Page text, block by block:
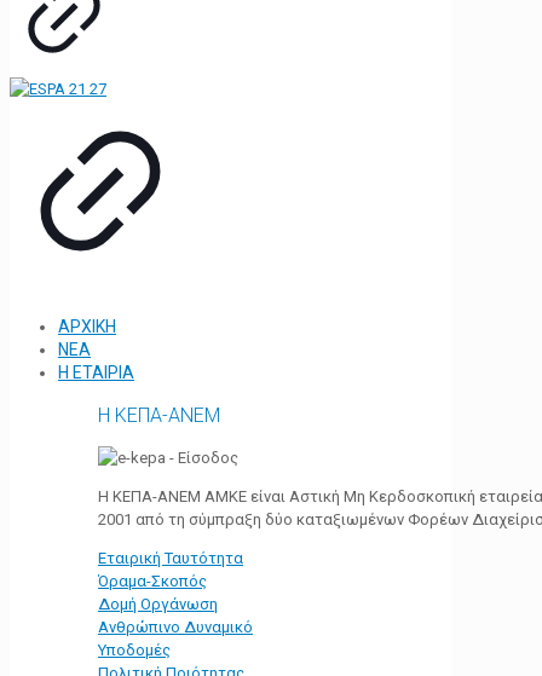
ΑΡΧΙΚΗ
ΝΕΑ
Η ΕΤΑΙΡΙΑ
Η ΚΕΠΑ-ΑΝΕΜ
Η ΚΕΠΑ-ΑΝΕΜ ΑΜΚΕ είναι Αστική Μη Κερδοσκοπική
2001 από τη σύμπραξη δύο καταξιωμένων Φορέων
Εταιρική Ταυτότητα
Όραμα-Σκοπός
Δομή Οργάνωση
Ανθρώπινο Δυναμικό
Υποδομές